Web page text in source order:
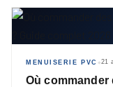
MENUISERIE PVC ◆21
Où commander